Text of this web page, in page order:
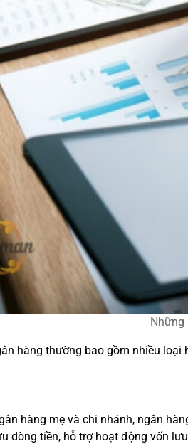
Những
hàng thường bao gồm nhiều
hàng mẹ và chi nhánh, ngân
dòng tiền, hỗ trợ hoạt động vốn